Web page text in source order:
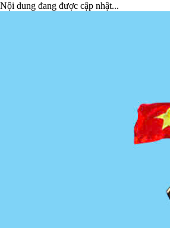
Nội dung đang được cập nhật...